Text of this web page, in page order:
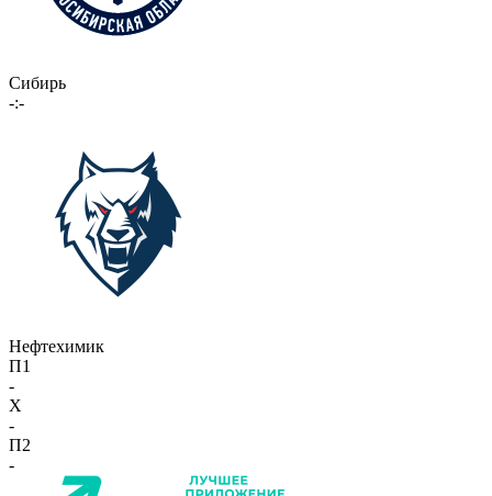
Сибирь
-:-
Нефтехимик
П1
-
X
-
П2
-